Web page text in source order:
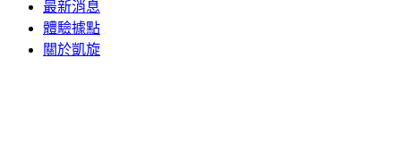
最新消息
體驗據點
關於凱旋